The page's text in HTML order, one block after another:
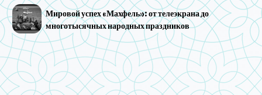
Мировой успех «Махфель»: от телеэкрана до
многотысячных народных праздников